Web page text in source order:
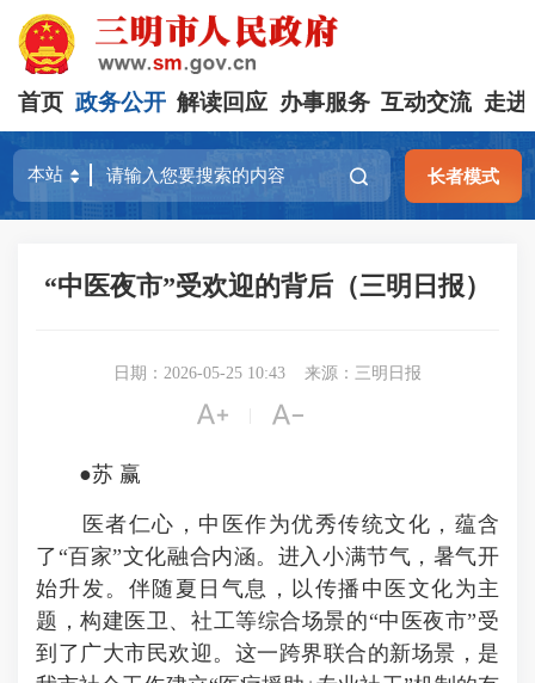
首页 政务公开 解读回应 办事服务 互动交流 走进
长者模式
“中医夜市”受欢迎的背后（三明日报）
日期：2026-05-25 10:43 来源：三明日报
 
●苏 赢
医者仁心，中医作为优秀传统文化，蕴含
了“百家”文化融合内涵。进入小满节气，暑气开
始升发。伴随夏日气息，以传播中医文化为主
题，构建医卫、社工等综合场景的“中医夜市”受
到了广大市民欢迎。这一跨界联合的新场景，是